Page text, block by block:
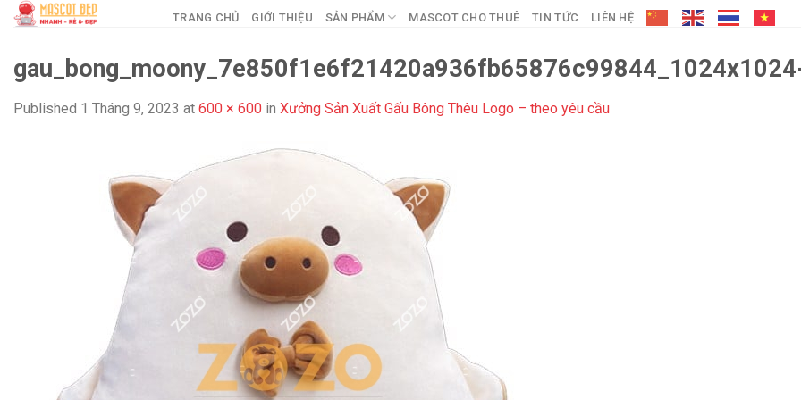
Skip
TRANG CHỦ GIỚI THIỆU SẢN PHẨM MASCOT CHO THUÊ TIN TỨC LIÊN HỆ
Published 1 Tháng 9, 2023 at 600 × 600 in Xưởng Sản Xuất Gấu Bông Thêu Logo – theo yêu cầu